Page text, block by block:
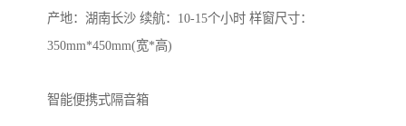
产地：湖南长沙 续航：10-15个小时 样窗尺寸：
350mm*450mm(宽*高)
智能便携式隔音箱